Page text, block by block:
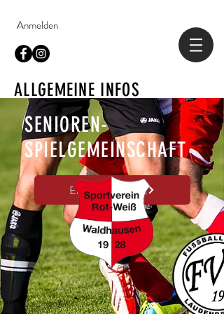
Anmelden
ALLGEMEINE INFOS
SENIOREN-
SPIELGEMEINSCHAFT
Erste Mannschaft